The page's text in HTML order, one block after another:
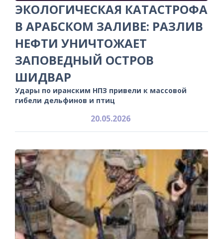
ЭКОЛОГИЧЕСКАЯ КАТАСТРОФА
В АРАБСКОМ ЗАЛИВЕ: РАЗЛИВ
НЕФТИ УНИЧТОЖАЕТ
ЗАПОВЕДНЫЙ ОСТРОВ
ШИДВАР
Удары по иранским НПЗ привели к массовой
гибели дельфинов и птиц
20.05.2026